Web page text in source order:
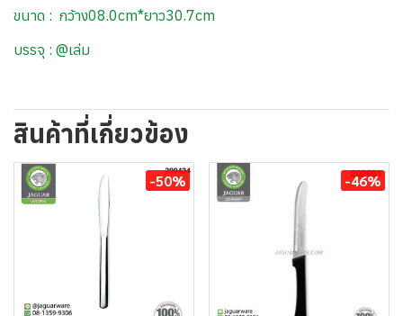
ขนาด : กว้าง08.0cm*ยาว30.7cm
บรรจุ : @เล่ม
สินค้าที่เกี่ยวข้อง
-50% -46%